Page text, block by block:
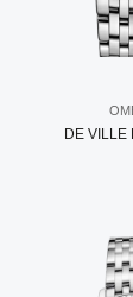
DE VILLE